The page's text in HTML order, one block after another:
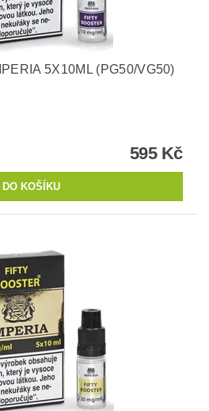
5X10ML (PG50/VG50)
595 Kč